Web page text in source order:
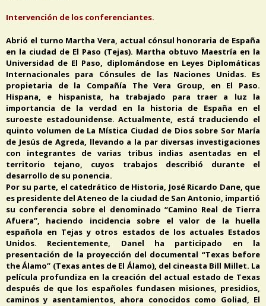
Intervención de los conferenciantes.
Abrió el turno Martha Vera, actual cónsul honoraria de España
en la ciudad de El Paso (Tejas). Martha obtuvo Maestría en la
Universidad de El Paso, diplomándose en Leyes Diplomáticas
Internacionales para Cónsules de las Naciones Unidas. Es
propietaria de la Compañía The Vera Group, en El Paso.
Hispana, e hispanista, ha trabajado para traer a luz la
importancia de la verdad en la historia de España en el
suroeste estadounidense. Actualmente, está traduciendo el
quinto volumen de La Mística Ciudad de Dios sobre Sor María
de Jesús de Agreda, llevando a la par diversas investigaciones
con integrantes de varias tribus indias asentadas en el
territorio tejano, cuyos trabajos describió durante el
desarrollo de su ponencia.
Por su parte, el catedrático de Historia, José Ricardo Dane, que
es presidente del Ateneo de la ciudad de San Antonio, impartió
su conferencia sobre el denominado “Camino Real de Tierra
Afuera”, haciendo incidencia sobre el valor de la huella
española en Tejas y otros estados de los actuales Estados
Unidos. Recientemente, Danel ha participado en la
presentación de la proyección del documental “Texas before
the Álamo” (Texas antes de El Álamo), del cineasta Bill Millet. La
película profundiza en la creación del actual estado de Texas
después de que los españoles fundasen misiones, presidios,
caminos y asentamientos, ahora conocidos como Goliad, El